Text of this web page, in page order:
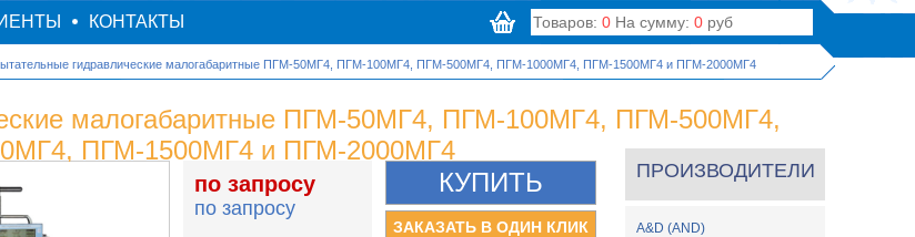
КОНТАКТЫ Товаров: 0 На сумму: 0 руб
гидравлические малогабаритные ПГМ-50МГ4, ПГМ-100МГ4, ПГМ-500МГ4, ПГМ-1000МГ4, ПГМ-1500МГ4 и ПГМ-2000МГ4
малогабаритные ПГМ-50МГ4, ПГМ-100МГ4, ПГМ-500МГ4,
ПГМ-1500МГ4 и ПГМ-2000МГ4
по запросу
по запросу
ПРОИЗВОДИТЕЛИ
A&D (AND)